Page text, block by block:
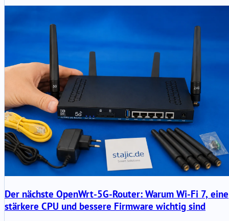
saubere Failover-Logik erfordern noch eingehendere Tests.
Der nächste OpenWrt-5G-Router: Warum Wi-Fi 7, eine
stärkere CPU und bessere Firmware wichtig sind